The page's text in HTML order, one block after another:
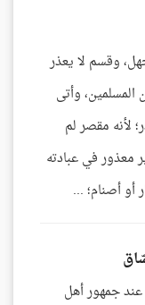
وقسم لا يعذر
وأتى
لأنه مقصر لم
معذور في عبادته
أو أصنام؛ ...
عند جمهور أهل